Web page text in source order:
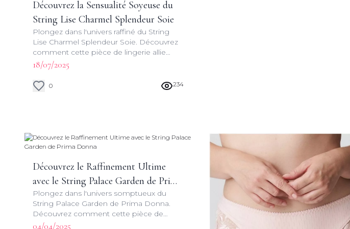
Découvrez la Sensualité Soyeuse du
String Lise Charmel Splendeur Soie
Plongez dans l'univers raffiné du String
Lise Charmel Splendeur Soie. Découvrez
comment cette pièce de lingerie allie
luxe, sensualité et savoir-faire français pour
sublimer votre silhouette.
18/07/2025
0 234
Découvrez le Raffinement Ultime
avec le String Palace Garden de Prima
Donna
Plongez dans l'univers somptueux du
String Palace Garden de Prima Donna.
Découvrez comment cette pièce de
lingerie allie style, qualité et sensualité
04/04/2025